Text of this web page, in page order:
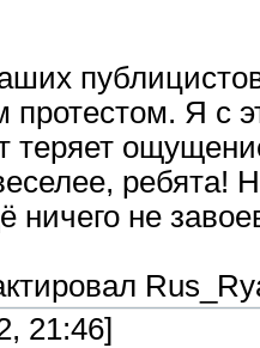
Я с
теряет
ребята!
не
21:46]